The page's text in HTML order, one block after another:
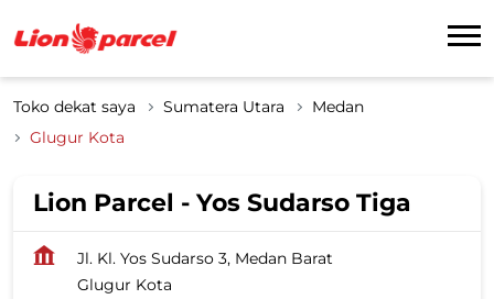
Toko dekat saya Sumatera Utara
Medan
Glugur Kota
Lion Parcel - Yos Sudarso Tiga
Jl. Kl. Yos Sudarso 3, Medan Barat
Glugur Kota